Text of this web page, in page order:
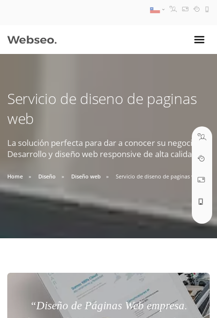
Servicio de diseno de paginas
web
La solución perfecta para dar a conocer su negocio.
Desarrollo y diseño web responsive de alta calidad.
Home Diseño Diseño web Servicio de diseno de paginas web
“Diseño de Páginas Web empresa.
09:30 AM A 18:30 PM